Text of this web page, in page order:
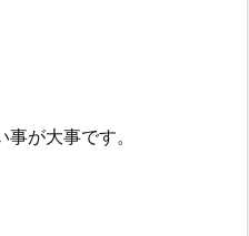
が大事です。